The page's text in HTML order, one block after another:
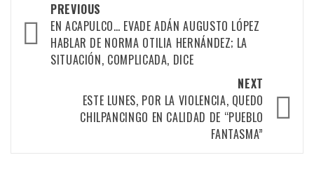
navigation
PREVIOUS
EN ACAPULCO… EVADE ADÁN AUGUSTO LÓPEZ
HABLAR DE NORMA OTILIA HERNÁNDEZ; LA
SITUACIÓN, COMPLICADA, DICE
NEXT
ESTE LUNES, POR LA VIOLENCIA, QUEDO
CHILPANCINGO EN CALIDAD DE “PUEBLO
FANTASMA”